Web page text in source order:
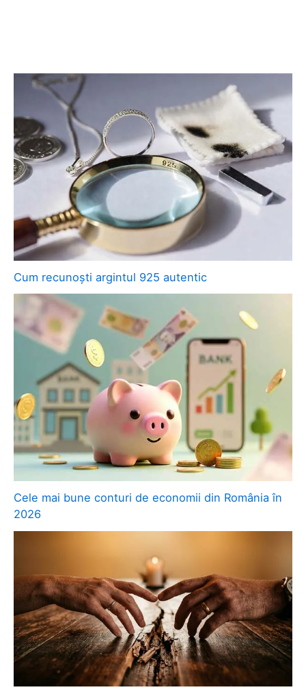
Cum recunoști argintul 925 autentic
Cele mai bune conturi de economii din România în
2026